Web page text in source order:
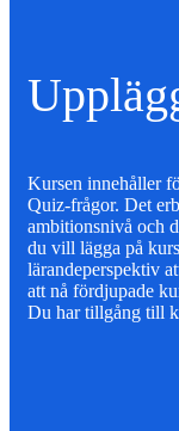
Kursen innehåller
Quiz-frågor. Det
ambitionsnivå och
du vill lägga på
lärandeperspektiv
att nå fördjupade
Du har tillgång till